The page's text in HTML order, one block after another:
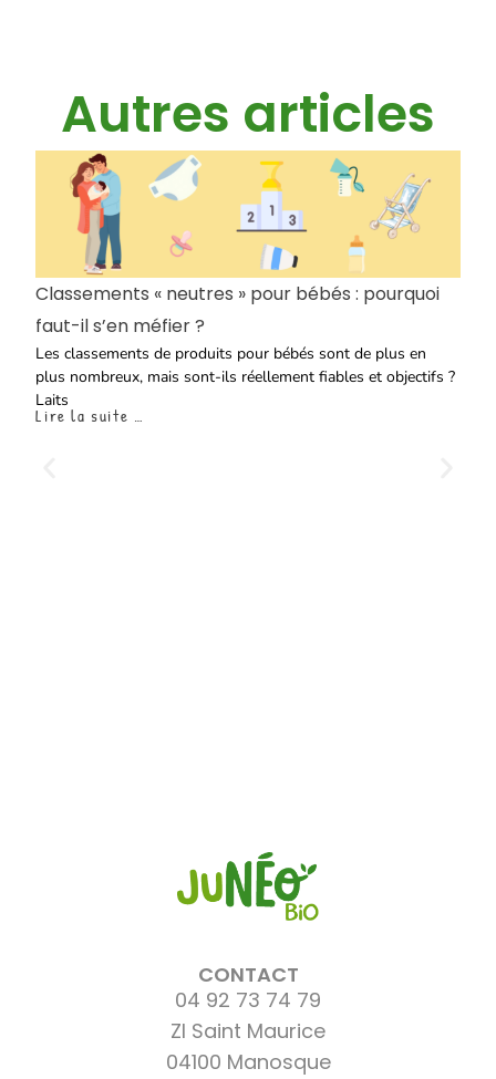
Autres articles
Classements « neutres » pour bébés : pourquoi
faut-il s’en méfier ?
Les classements de produits pour bébés sont de plus en
plus nombreux, mais sont-ils réellement fiables et objectifs ?
Laits
Lire la suite …
CONTACT
04 92 73 74 79
ZI Saint Maurice
04100 Manosque